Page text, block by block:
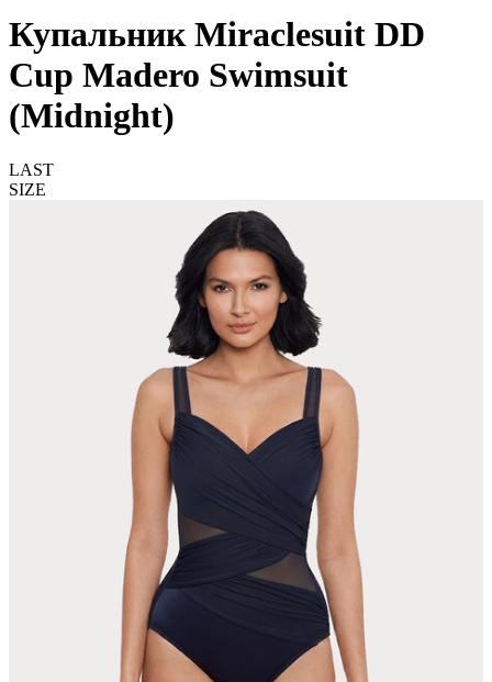
Купальник Miraclesuit DD
Cup Madero Swimsuit
(Midnight)
LAST
SIZE